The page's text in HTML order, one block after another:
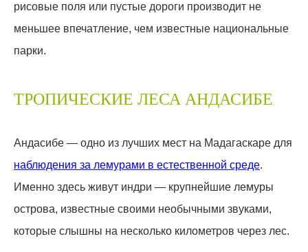
рисовые поля или пустые дороги производит не
меньшее впечатление, чем известные национальные
парки.
ТРОПИЧЕСКИЕ ЛЕСА АНДАСИБЕ
Андасибе — одно из лучших мест на Мадагаскаре для
наблюдения за лемурами в естественной среде.
Именно здесь живут индри — крупнейшие лемуры
острова, известные своими необычными звуками,
которые слышны на несколько километров через лес.